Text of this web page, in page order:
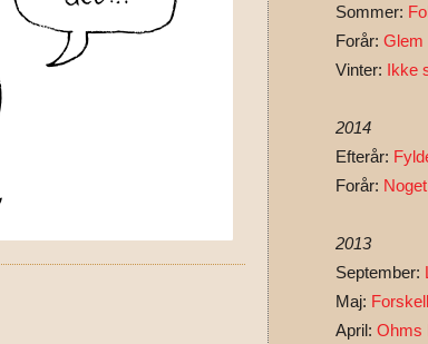
Sommer:
Forår: Glem
Vinter: Ikke
2014
Efterår:
Forår:
2013
September:
Maj:
April: Ohms